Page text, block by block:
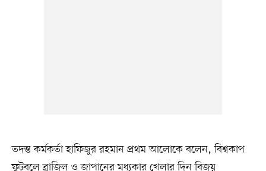
তদন্ত কর্মকর্তা হাফিজুর রহমান প্রথম আলোকে বলেন, বিশ্বকাপ
ফুটবলে ব্রাজিল ও জাপানের মধ্যকার খেলার দিন বিজয়